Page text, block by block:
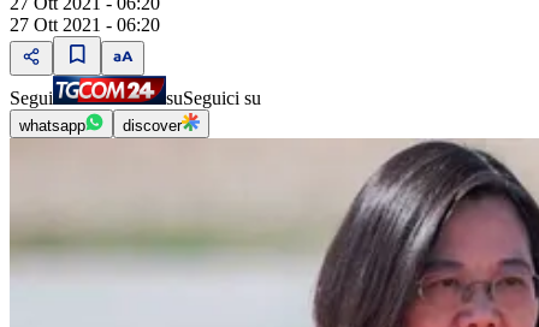
27 Ott 2021 - 06:20
Segui suSeguici su
whatsapp discover